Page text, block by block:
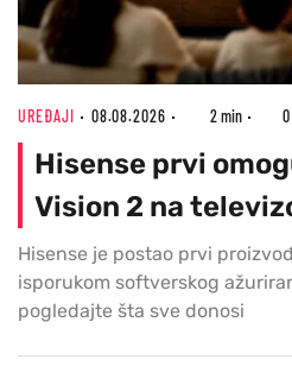
UREĐAJI 08.08.2026 2 min 0
Hisense prvi
Vision 2 na
Hisense je postao prvi
isporukom softverskog
pogledajte šta sve donosi